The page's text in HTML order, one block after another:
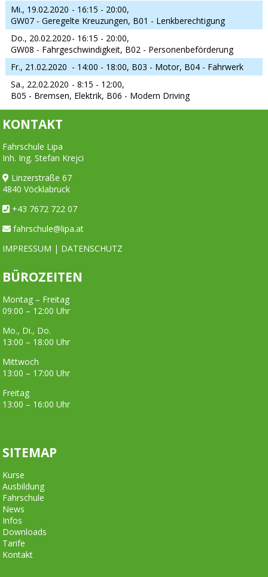
Mi., 19.02.2020 - 16:15 - 20:00,
GW07 - Geregelte Kreuzungen, B01 - Lenkberechtigung
Do., 20.02.2020- 16:15 - 20:00,
GW08 - Fahrgeschwindigkeit, B02 - Personenbeförderung
Fr., 21.02.2020 - 14:00 - 18:00, B03 - Motor, B04 - Fahrwerk
Sa., 22.02.2020 - 8:15 - 12:00,
B05 - Bremsen, Elektrik, B06 - Modern Driving
KONTAKT
Fahrschule Lipa
Inh. Ing. Stefan Krejci
Linzerstraße 67
4840 Vöcklabruck
+43 7672 722 07
fahrschule@lipa.at
IMPRESSUM | DATENSCHUTZ
BÜROZEITEN
Montag – Freitag
09:00 – 12:00 Uhr
Mo., Di., Do.
13:00 – 18:00 Uhr
Mittwoch
13:00 – 17:00 Uhr
Freitag
13:00 – 16:00 Uhr
SITEMAP
Kurse
Ausbildung
Fahrschule
News
Infos
Downloads
Tarife
Kontakt